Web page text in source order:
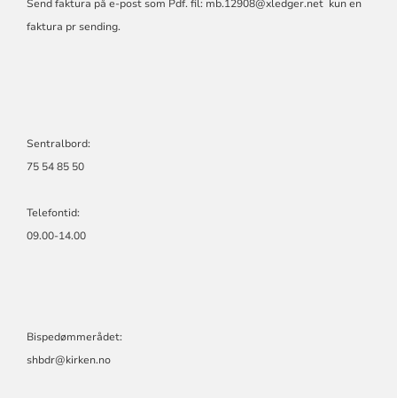
Send faktura på e-post som Pdf. fil: mb.12908@xledger.netkun en
faktura pr sending.
Sentralbord:
75 54 85 50
Telefontid:
09.00-14.00
Bispedømmerådet:
shbdr@kirken.no